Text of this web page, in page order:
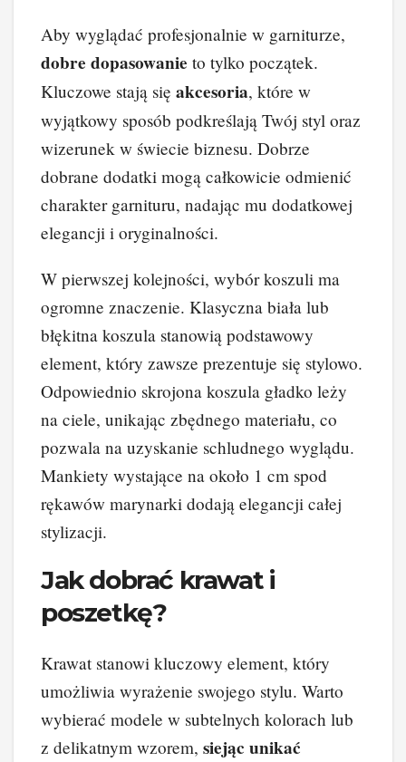
Aby wyglądać profesjonalnie w garniturze,
dobre dopasowanie to tylko początek.
Kluczowe stają się akcesoria, które w
wyjątkowy sposób podkreślają Twój styl oraz
wizerunek w świecie biznesu. Dobrze
dobrane dodatki mogą całkowicie odmienić
charakter garnituru, nadając mu dodatkowej
elegancji i oryginalności.
W pierwszej kolejności, wybór koszuli ma
ogromne znaczenie. Klasyczna biała lub
błękitna koszula stanowią podstawowy
element, który zawsze prezentuje się stylowo.
Odpowiednio skrojona koszula gładko leży
na ciele, unikając zbędnego materiału, co
pozwala na uzyskanie schludnego wyglądu.
Mankiety wystające na około 1 cm spod
rękawów marynarki dodają elegancji całej
stylizacji.
Jak dobrać krawat i
poszetkę?
Krawat stanowi kluczowy element, który
umożliwia wyrażenie swojego stylu. Warto
wybierać modele w subtelnych kolorach lub
z delikatnym wzorem, siejąc unikać